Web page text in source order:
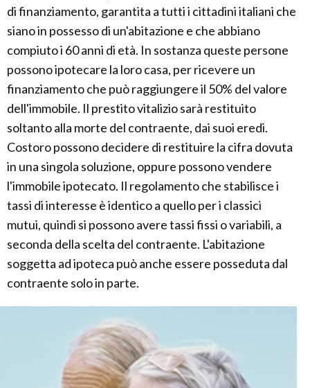
di finanziamento, garantita a tutti i cittadini italiani che
siano in possesso di un'abitazione e che abbiano
compiuto i 60 anni di età. In sostanza queste persone
possono ipotecare la loro casa, per ricevere un
finanziamento che può raggiungere il 50% del valore
dell'immobile. Il prestito vitalizio sarà restituito
soltanto alla morte del contraente, dai suoi eredi.
Costoro possono decidere di restituire la cifra dovuta
in una singola soluzione, oppure possono vendere
l'immobile ipotecato. Il regolamento che stabilisce i
tassi di interesse è identico a quello per i classici
mutui, quindi si possono avere tassi fissi o variabili, a
seconda della scelta del contraente. L'abitazione
soggetta ad ipoteca può anche essere posseduta dal
contraente solo in parte.